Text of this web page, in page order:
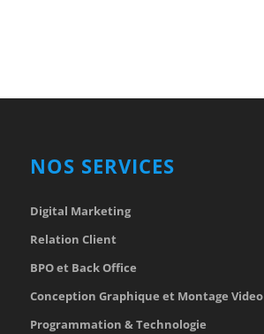
NOS SERVICES
Digital Marketing
Relation Client
BPO et Back Office
Conception Graphique et Montage Video
Programmation & Technologie